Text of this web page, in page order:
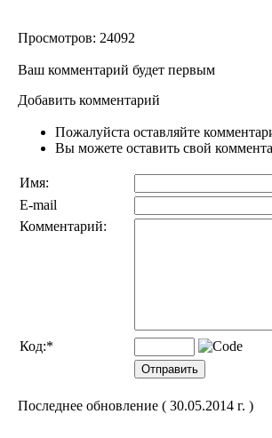
Просмотров: 24092
Ваш комментарий будет первым
Добавить комментарий
Пожалуйста оставляйте
Вы можете оставить свой
Имя:
E-mail
Комментарий:
Код:*
Последнее обновление ( 30.05.2014 г. )